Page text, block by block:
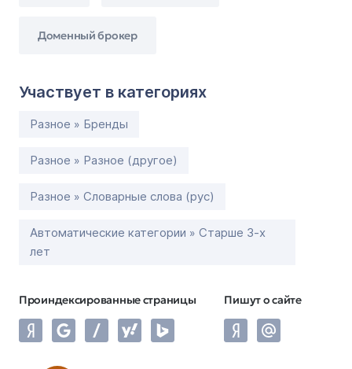
Доменный брокер
Участвует в категориях
Разное » Бренды
Разное » Разное (другое)
Разное » Словарные слова (рус)
Автоматические категории » Старше 3-х
лет
Проиндексированные страницы Пишут о сайте